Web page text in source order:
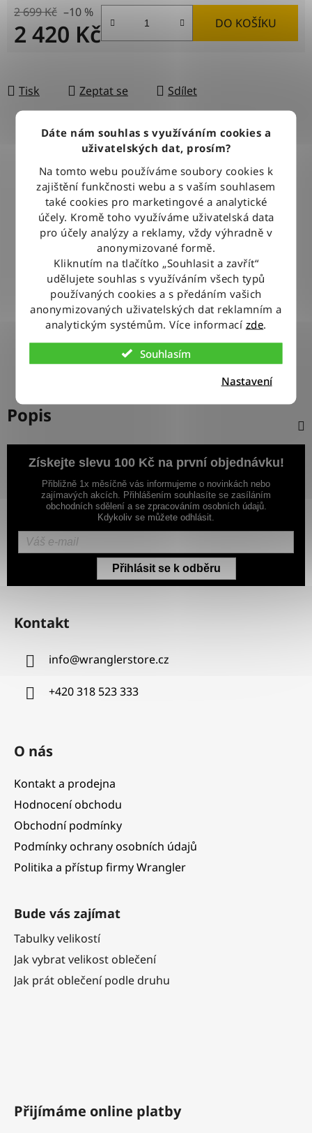
Dáte nám souhlas s využíváním cookies a
uživatelských dat, prosím?
Na tomto webu používáme soubory cookies k
zajištění funkčnosti webu a s vaším souhlasem
také cookies pro marketingové a analytické
účely. Kromě toho využíváme uživatelská data
pro účely analýzy a reklamy, vždy výhradně v
anonymizované formě.
Kliknutím na tlačítko „Souhlasit a zavřít“
udělujete souhlas s využíváním všech typů
používaných cookies a s předáním vašich
anonymizovaných uživatelských dat reklamním a
analytickým systémům. Více informací zde.
Souhlasím
Nastavení
2 699 Kč –10 %
2 420 Kč DO KOŠÍKU
Tisk Zeptat se Sdílet
DOPRAVA ZDARMA
BLESKOVÉ DORUČENÍ
Objednávky odesíláme každý pracovní den do 12:00
100% ZBOŽÍ SKLADEM
Veškeré vystavené zboží leží na našem skladě
VÝMĚNA ZBOŽÍ ZDARMA
Nevyhovující zboží zdarma vyměníme do 14 dnů od jeho
Popis
Získejte slevu 100 Kč na první objednávku!
Přibližně 1x měsíčně vás informujeme o novinkách nebo
zajímavých akcích. Přihlášením souhlasíte se zasíláním
obchodních sdělení a se zpracováním osobních údajů.
Kdykoliv se můžete odhlásit.
Přihlásit se k odběru
Z
Kontakt
info@wranglerstore.cz
+420 318 523 333
O nás
Kontakt a prodejna
Hodnocení obchodu
Obchodní podmínky
Podmínky ochrany osobních údajů
Politika a přístup firmy Wrangler
Bude vás zajímat
Tabulky velikostí
Jak vybrat velikost oblečení
Jak prát oblečení podle druhu
Přijímáme online platby